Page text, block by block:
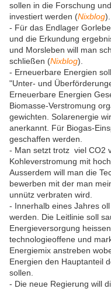
sollen in die Forschung
investiert werden (Nixblog).
- Für das Endlager
und die Erkundung
und Morsleben will man
schließen (Nixblog).
- Erneuerbare Energien
"Unter- und
Erneuerbare Energien
Biomasse-Verstromung
gewichten. Solarenergie
anerkannt. Für Biogas-
geschaffen werden.
- Man setzt trotz viel CO2
Kohleverstromung mit
Ausserdem will man die
bewerben mit der man
unnütz verbraten wird.
- Innerhalb eines Jahres
werden. Die Leitlinie soll
Energieversorgung
technologieoffene und
Energiemix anstreben
Energien den Hauptanteil
sollen.
- Die neue Regierung will